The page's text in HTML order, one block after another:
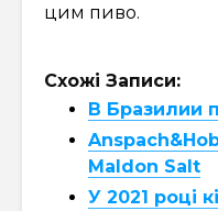
цим пиво.
Схожі Записи:
В Бразилии
Maldon Salt
У 2021 році